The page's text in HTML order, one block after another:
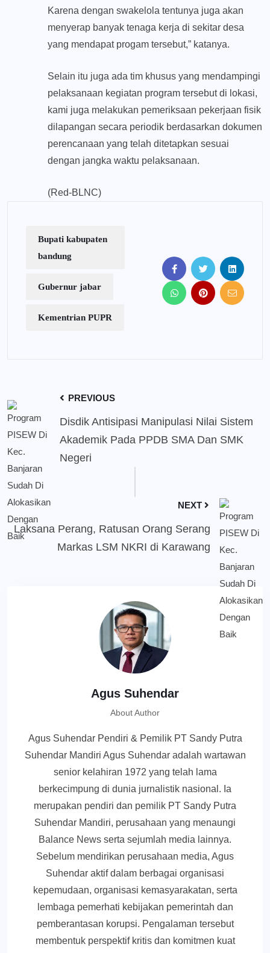
Karena dengan swakelola tentunya juga akan
menyerap banyak tenaga kerja di sekitar desa
yang mendapat progam tersebut,” katanya.
Selain itu juga ada tim khusus yang mendampingi
pelaksanaan kegiatan program tersebut di lokasi,
kami juga melakukan pemeriksaan pekerjaan fisik
dilapangan secara periodik berdasarkan dokumen
perencanaan yang telah ditetapkan sesuai
dengan jangka waktu pelaksanaan.
(Red-BLNC)
Bupati kabupaten
bandung
Gubernur jabar
Kementrian PUPR
PREVIOUS
Disdik Antisipasi Manipulasi Nilai Sistem
Akademik Pada PPDB SMA Dan SMK
Negeri
NEXT
Laksana Perang, Ratusan Orang Serang
Markas LSM NKRI di Karawang
Agus Suhendar
About Author
Agus Suhendar Pendiri & Pemilik PT Sandy Putra
Suhendar Mandiri Agus Suhendar adalah wartawan
senior kelahiran 1972 yang telah lama
berkecimpung di dunia jurnalistik nasional. Ia
merupakan pendiri dan pemilik PT Sandy Putra
Suhendar Mandiri, perusahaan yang menaungi
Balance News serta sejumlah media lainnya.
Sebelum mendirikan perusahaan media, Agus
Suhendar aktif dalam berbagai organisasi
kepemudaan, organisasi kemasyarakatan, serta
lembaga pemerhati kebijakan pemerintah dan
pemberantasan korupsi. Pengalaman tersebut
membentuk perspektif kritis dan komitmen kuat